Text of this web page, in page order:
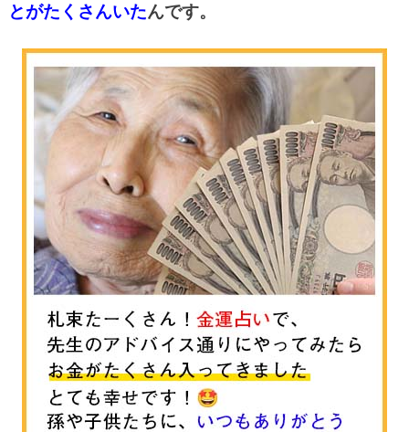
とがたくさんいたんです。